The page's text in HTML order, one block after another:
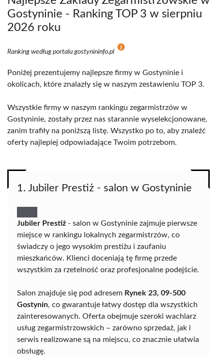
Gostyninie - Ranking TOP 3 w sierpniu
2026 roku
Ranking według portalu gostynininfo.pl
Poniżej prezentujemy najlepsze firmy w Gostyninie i
okolicach, które znalazły się w naszym zestawieniu TOP 3.
Wszystkie firmy w naszym rankingu zegarmistrzów w
Gostyninie, zostały przez nas starannie wyselekcjonowane,
zanim trafiły na poniższą listę. Wszystko po to, aby znaleźć
oferty najlepiej odpowiadające Twoim potrzebom.
1. Jubiler Prestiż - salon w Gostyninie
Jubiler Prestiż - salon w Gostyninie zajmuje pierwsze
miejsce w rankingu lokalnych zegarmistrzów, co
świadczy o jego wysokim prestiżu i zaufaniu
mieszkańców. Klienci doceniają tę firmę przede
wszystkim za rzetelność oraz profesjonalne podejście.
Salon znajduje się pod adresem Rynek 23, 09-500
Gostynin, co gwarantuje łatwy dostęp dla wszystkich
zainteresowanych. Oferta obejmuje szeroki wachlarz
usług zegarmistrzowskich – zarówno sprzedaż, jak i
serwis realizowane są na miejscu, co znacznie ułatwia
obsługę.